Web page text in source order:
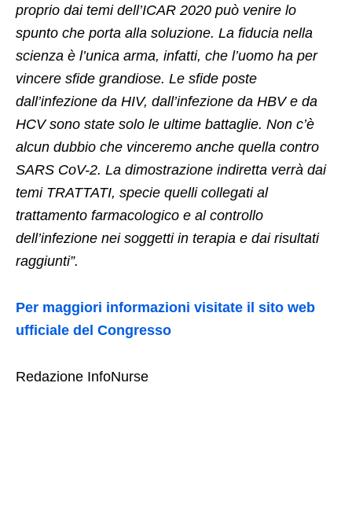
proprio dai temi dell’ICAR 2020 può venire lo
spunto che porta alla soluzione. La fiducia nella
scienza è l’unica arma, infatti, che l’uomo ha per
vincere sfide grandiose. Le sfide poste
dall’infezione da HIV, dall’infezione da HBV e da
HCV sono state solo le ultime battaglie. Non c’è
alcun dubbio che vinceremo anche quella contro
SARS CoV-2. La dimostrazione indiretta verrà dai
temi TRATTATI, specie quelli collegati al
trattamento farmacologico e al controllo
dell’infezione nei soggetti in terapia e dai risultati
raggiunti”.
Per maggiori informazioni visitate il sito web
ufficiale del Congresso
Redazione InfoNurse